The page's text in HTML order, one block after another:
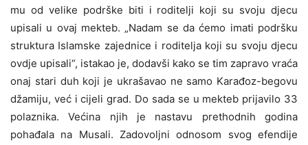
mu od velike podrške biti i roditelji koji su svoju djecu
upisali u ovaj mekteb. „Nadam se da ćemo imati podršku
struktura Islamske zajednice i roditelja koji su svoju djecu
ovdje upisali“, istakao je, dodavši kako se tim zapravo vraća
onaj stari duh koji je ukrašavao ne samo Karađoz-begovu
džamiju, već i cijeli grad. Do sada se u mekteb prijavilo 33
polaznika. Većina njih je nastavu prethodnih godina
pohađala na Musali. Zadovoljni odnosom svog efendije